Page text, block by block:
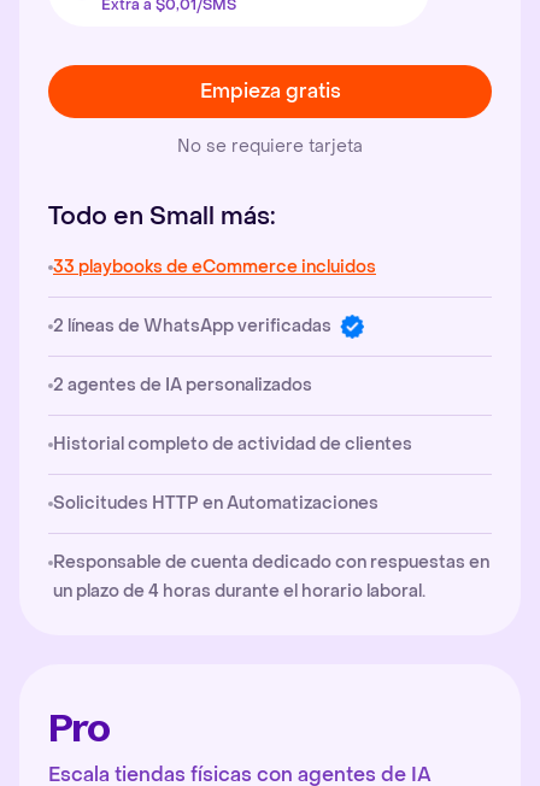
Extra a $0,01/SMS
Empieza gratis
No se requiere tarjeta
Todo en Small más:
33 playbooks de eCommerce incluidos
2 líneas de WhatsApp verificadas
2 agentes de IA personalizados
Historial completo de actividad de clientes
Solicitudes HTTP en Automatizaciones
Responsable de cuenta dedicado con respuestas en
un plazo de 4 horas durante el horario laboral.
Pro
Escala tiendas físicas con agentes de IA